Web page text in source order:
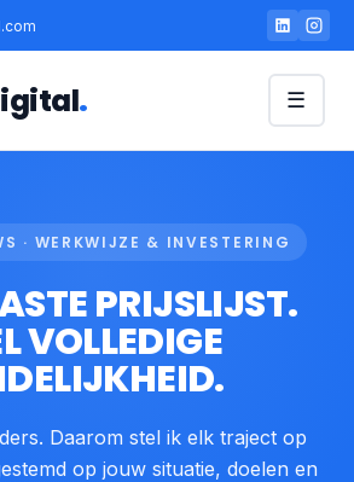
. ☰
· WERKWIJZE & INVESTERING
PRIJSLIJST.
VOLLEDIGE
Daarom stel ik elk traject op
op jouw situatie, doelen en